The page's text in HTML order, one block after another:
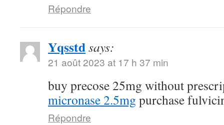
Répondre
Yqsstdsays:
21 août 2023 at 17 h 37 min
buy precose 25mg without
micronase 2.5mg purchase
Répondre